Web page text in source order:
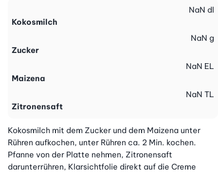
Kokosmilch
NaN dl
Zucker
NaN g
Maizena
NaN EL
Zitronensaft
NaN TL
Kokosmilch mit dem Zucker und dem Maizena unter
Rühren aufkochen, unter Rühren ca. 2 Min. kochen.
Pfanne von der Platte nehmen, Zitronensaft
darunterrühren, Klarsichtfolie direkt auf die Creme